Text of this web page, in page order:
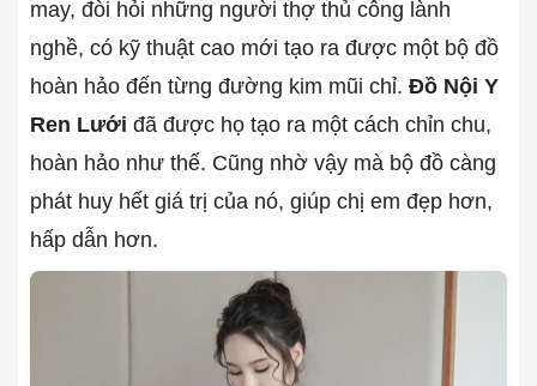
may, đòi hỏi những người thợ thủ công lành
nghề, có kỹ thuật cao mới tạo ra được một bộ đồ
hoàn hảo đến từng đường kim mũi chỉ. Đồ Nội Y
Ren Lưới đã được họ tạo ra một cách chỉn chu,
hoàn hảo như thế. Cũng nhờ vậy mà bộ đồ càng
phát huy hết giá trị của nó, giúp chị em đẹp hơn,
hấp dẫn hơn.